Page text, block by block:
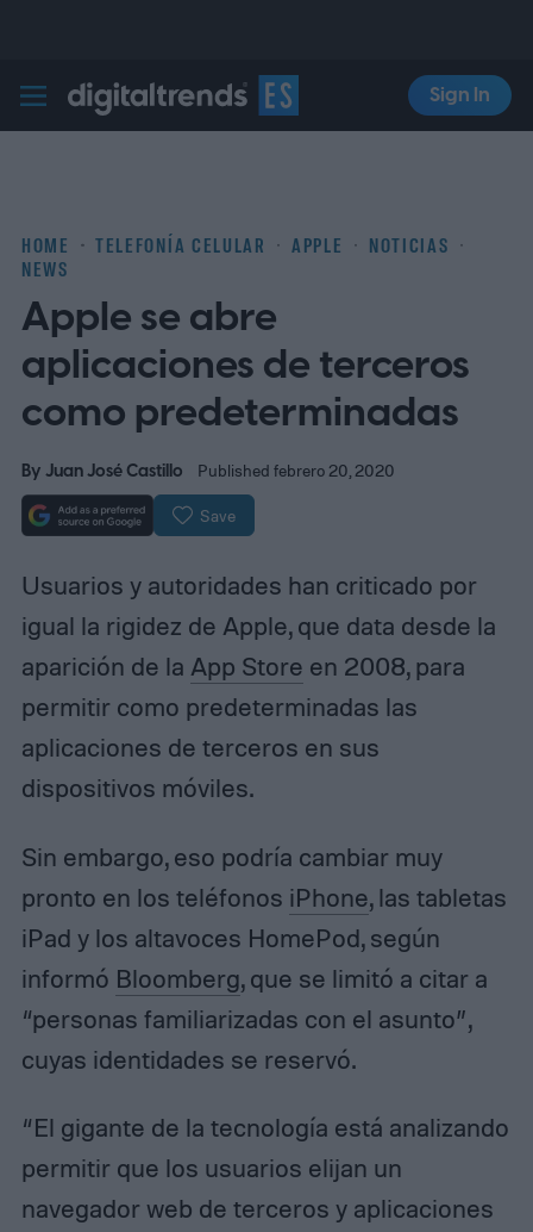
Digital Trends Español
Sign In
HOME TELEFONÍA CELULAR APPLE
NOTICIAS
NEWS
Apple se abre
aplicaciones de terceros
como predeterminadas
ByJuan José Castillo Published febrero 20, 2020
Save
Usuarios y autoridades han criticado por
igual la rigidez de Apple, que data desde la
aparición de la App Store en 2008, para
permitir como predeterminadas las
aplicaciones de terceros en sus
dispositivos móviles.
Sin embargo, eso podría cambiar muy
pronto en los teléfonos iPhone, las tabletas
iPad y los altavoces HomePod, según
informó Bloomberg, que se limitó a citar a
“personas familiarizadas con el asunto”,
cuyas identidades se reservó.
“El gigante de la tecnología está analizando
permitir que los usuarios elijan un
navegador web de terceros y aplicaciones